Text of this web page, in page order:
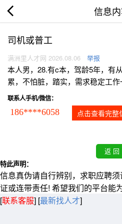
信息
司机或普工
满洲里人才网 2026.08.06 举报
本人男，28.有c本，驾龄5年，有
累，不怕脏，踏实，需求稳定工
联系人手机/微信：
186****6058 点击查看完整
特此声明：
信息真伪请自行辨别，求职应聘
证或连带责任! 希望我们的平台能
[联系客服] [最新找人才]